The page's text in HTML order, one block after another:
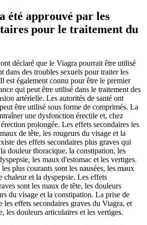
été approuvé par les
pour le traitement du
déclaré que le Viagra pourrait être utilisé
dans des troubles sexuels pour traiter les
est également connu pour être le premier
qui peut être utilisé dans le traitement des
artérielle. Les autorités de santé ont
être utilisé sous forme de comprimés. La
une dysfonction érectile et, chez
prolongée. Les effets secondaires les
de tête, les rougeurs du visage et la
des effets secondaires plus graves qui
douleur thoracique, la constipation, les
les maux d'estomac et les vertiges.
plus courants sont les nausées, les maux
chaleur et la dyspepsie. Les effets
sont les maux de tête, les douleurs
du visage et la constipation. La prise de
effets secondaires graves du Viagra, et
les douleurs articulaires et les vertiges.